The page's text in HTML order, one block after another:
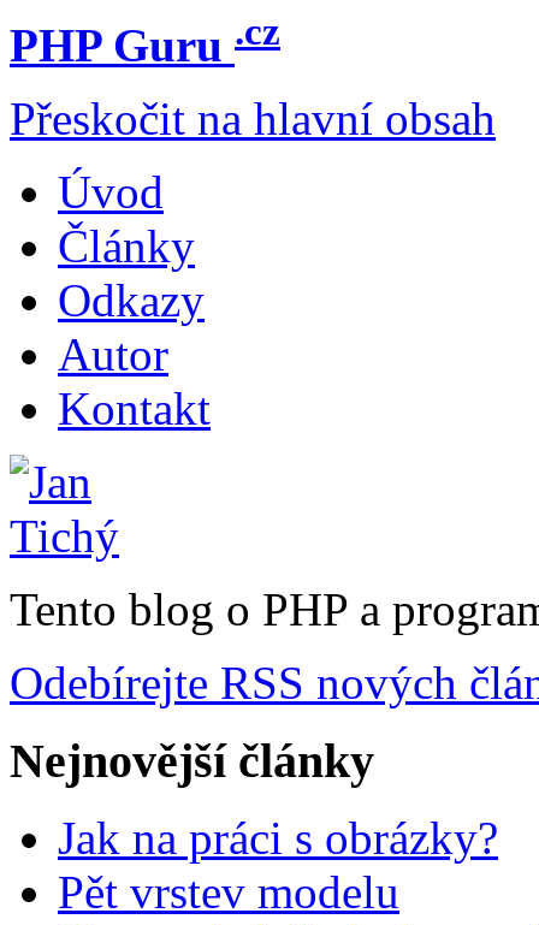
PHP Guru .cz
Přeskočit na hlavní obsah
Úvod
Články
Odkazy
Autor
Kontakt
Tento blog o PHP a
Odebírejte RSS nových
Nejnovější články
Jak na práci s obrázky?
Pět vrstev modelu